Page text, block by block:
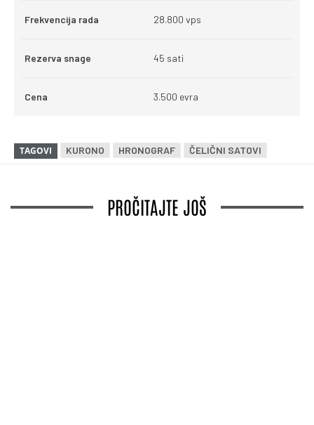
Frekvencija rada 28.800 vps
Rezerva snage 45 sati
Cena 3.500 evra
TAGOVI KURONO HRONOGRAF ČELIČNI SATOVI
PROČITAJTE JOŠ